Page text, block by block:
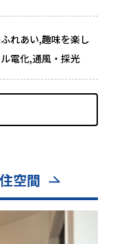
れあい,趣味を楽し
電化,通風・採光
空間